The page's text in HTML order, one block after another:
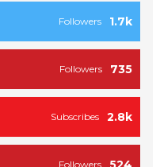
1.7k
Followers
735
Followers
2.8k
Subscribes
Followers